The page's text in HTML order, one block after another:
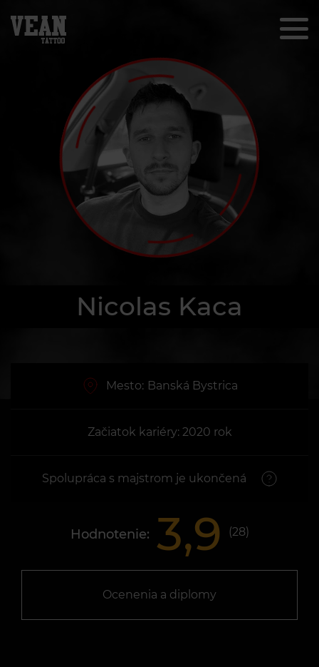
Nicolas Kaca
Mesto: Banská Bystrica
Začiatok kariéry: 2020 rok
Spolupráca s majstrom je ukončená
Hodnotenie: 3,9 (28)
Ocenenia a diplomy